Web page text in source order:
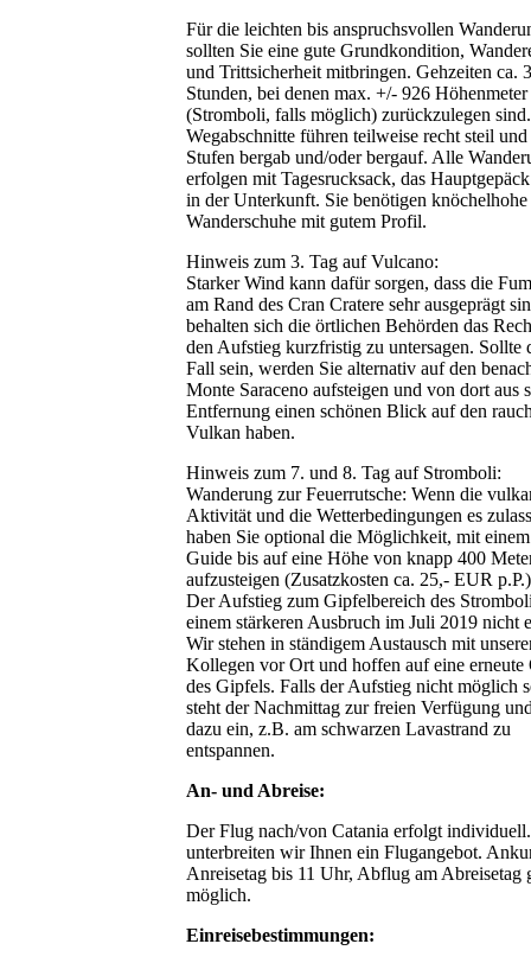
Für die leichten bis anspruchsvollen
sollten Sie eine gute Grundkondition,
und Trittsicherheit mitbringen. Gehzeiten ca.
Stunden, bei denen max. +/- 926 Höhenmeter
(Stromboli, falls möglich) zurückzulegen
Wegabschnitte führen teilweise recht steil und
Stufen bergab und/oder bergauf. Alle
erfolgen mit Tagesrucksack, das
in der Unterkunft. Sie benötigen knöchelhohe
Wanderschuhe mit gutem Profil.
Hinweis zum 3. Tag auf Vulcano:
Starker Wind kann dafür sorgen, dass die
am Rand des Cran Cratere sehr ausgeprägt
behalten sich die örtlichen Behörden das
den Aufstieg kurzfristig zu untersagen. Sollte
Fall sein, werden Sie alternativ auf den
Monte Saraceno aufsteigen und von dort aus
Entfernung einen schönen Blick auf den
Vulkan haben.
Hinweis zum 7. und 8. Tag auf Stromboli:
Wanderung zur Feuerrutsche: Wenn die
Aktivität und die Wetterbedingungen es
haben Sie optional die Möglichkeit, mit
Guide bis auf eine Höhe von knapp 400
aufzusteigen (Zusatzkosten ca. 25,- EUR
Der Aufstieg zum Gipfelbereich des
einem stärkeren Ausbruch im Juli 2019 nicht
Wir stehen in ständigem Austausch mit
Kollegen vor Ort und hoffen auf eine erneute
des Gipfels. Falls der Aufstieg nicht möglich
steht der Nachmittag zur freien Verfügung
dazu ein, z.B. am schwarzen Lavastrand zu
entspannen.
An- und Abreise:
Der Flug nach/von Catania erfolgt
unterbreiten wir Ihnen ein Flugangebot.
Anreisetag bis 11 Uhr, Abflug am Abreisetag
möglich.
Einreisebestimmungen: